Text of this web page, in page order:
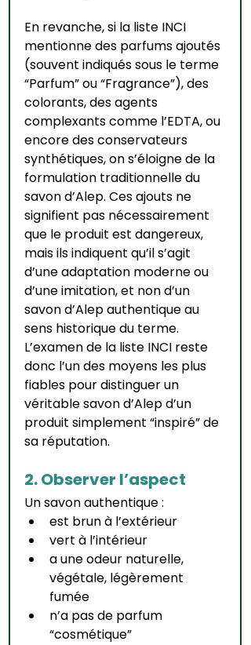
En revanche, si la liste INCI
mentionne des parfums ajoutés
(souvent indiqués sous le terme
“Parfum” ou “Fragrance”), des
colorants, des agents
complexants comme l’EDTA, ou
encore des conservateurs
synthétiques, on s’éloigne de la
formulation traditionnelle du
savon d’Alep. Ces ajouts ne
signifient pas nécessairement
que le produit est dangereux,
mais ils indiquent qu’il s’agit
d’une adaptation moderne ou
d’une imitation, et non d’un
savon d’Alep authentique au
sens historique du terme.
L’examen de la liste INCI reste
donc l’un des moyens les plus
fiables pour distinguer un
véritable savon d’Alep d’un
produit simplement “inspiré” de
sa réputation.
2. Observer l’aspect
Un savon authentique :
est brun à l’extérieur
vert à l’intérieur
a une odeur naturelle,
végétale, légèrement
fumée
n’a pas de parfum
“cosmétique”